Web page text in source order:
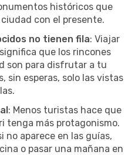
históricos que
con el presente.
no tienen fila: Viajar
que los rincones
son para disfrutar a tu
sin esperas, solo las vistas
: Menos turistas hace que
tenga más protagonismo.
no aparece en las guías,
o pasar una mañana en